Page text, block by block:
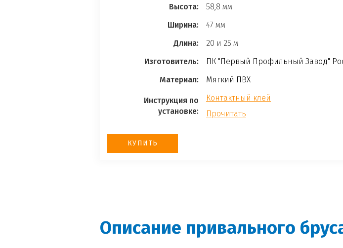
Высота: 58,8 мм
Ширина: 47 мм
Длина: 20 и 25 м
Изготовитель: ПК "Первый Профильный Завод"
Материал: Мягкий ПВХ
Инструкция по
установке:
Контактный клей
Прочитать
КУПИТЬ
Описание привального